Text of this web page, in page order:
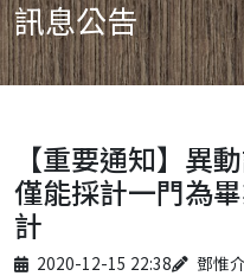
訊息公告
【重要通知】異
僅能採計一門為
計
Published on
2020-12-15 22:38
Author 鄧惟